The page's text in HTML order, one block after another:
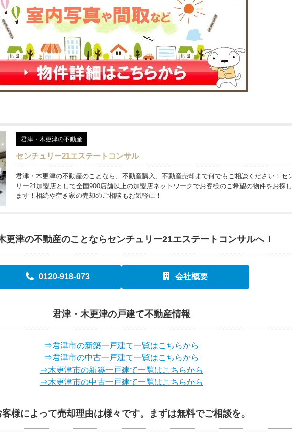
君津・木更津の不動産
センチュリー21エステートコンサル
君津・木更津の不動産のことなら、不動産購入、不動産売却まで何でもご相談ください！セ
リー21加盟店として全国900店舗以上の加盟店ネットワークでお客様のご希望の物件をお探
ます！相続や空き家の売却のご相談もお気軽に！
更津の不動産のことならセンチュリー21エステートコンサルへ！
0120-918-073 会社概要
君津・木更津の戸建て不動産情報
⇒君津市の新築一戸建て一覧はこちらから
⇒君津市の中古一戸建て一覧はこちらから
⇒木更津市の新築一戸建て一覧はこちらから
⇒木更津市の中古一戸建て一覧はこちらから
客様によって売却理由は様々です。まずは無料でご相談を。